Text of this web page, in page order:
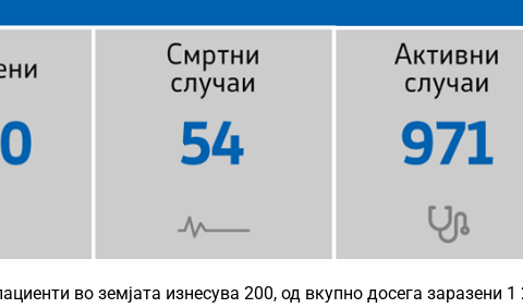
во земјата изнесува 200, од вкупно досега заразени 1